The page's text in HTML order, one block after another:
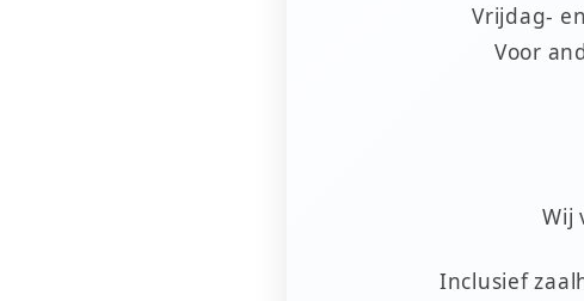
Vrijdag-
Voor
Wij
Inclusief